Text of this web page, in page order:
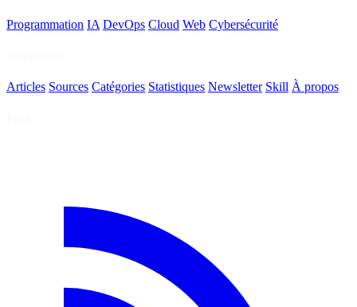
Programmation IA DevOps Cloud Web Cybersécurité
Articles Sources Catégories Statistiques Newsletter Skill À propos